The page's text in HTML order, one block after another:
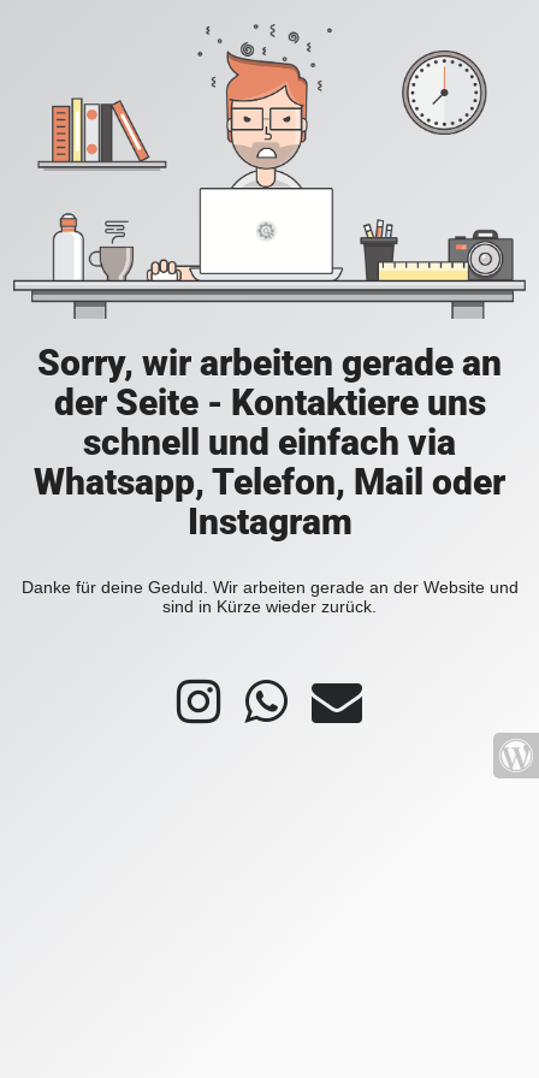
Sorry, wir arbeiten gerade an
der Seite - Kontaktiere uns
schnell und einfach via
Whatsapp, Telefon, Mail oder
Instagram
Danke für deine Geduld. Wir arbeiten gerade an der Website und
sind in Kürze wieder zurück.